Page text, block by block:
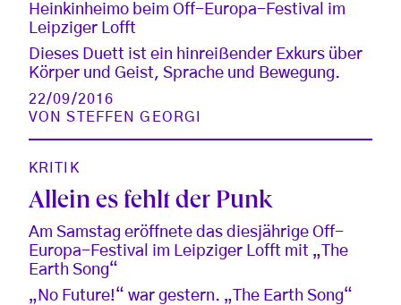
Heinkinheimo beim Off-Europa-Festival im
Leipziger Lofft
Dieses Duett ist ein hinreißender Exkurs über
Körper und Geist, Sprache und Bewegung.
22/09/2016
VONSTEFFEN GEORGI
KRITIK
Allein es fehlt der Punk
Am Samstag eröffnete das diesjährige Off-
Europa-Festival im Leipziger Lofft mit „The
Earth Song“
„No Future!“ war gestern. „The Earth Song“